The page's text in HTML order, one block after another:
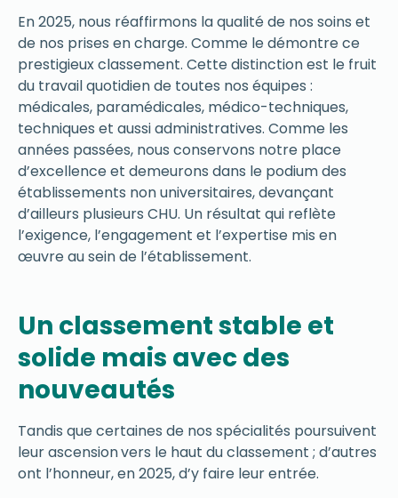
En 2025, nous réaffirmons la qualité de nos soins et
de nos prises en charge. Comme le démontre ce
prestigieux classement. Cette distinction est le fruit
du travail quotidien de toutes nos équipes :
médicales, paramédicales, médico-techniques,
techniques et aussi administratives. Comme les
années passées, nous conservons notre place
d’excellence et demeurons dans le podium des
établissements non universitaires, devançant
d’ailleurs plusieurs CHU. Un résultat qui reflète
l’exigence, l’engagement et l’expertise mis en
œuvre au sein de l’établissement.
Un classement stable et
solide mais avec des
nouveautés
Tandis que certaines de nos spécialités poursuivent
leur ascensionvers le haut du classement ; d’autres
ont l’honneur, en 2025, d’y faire leur entrée.